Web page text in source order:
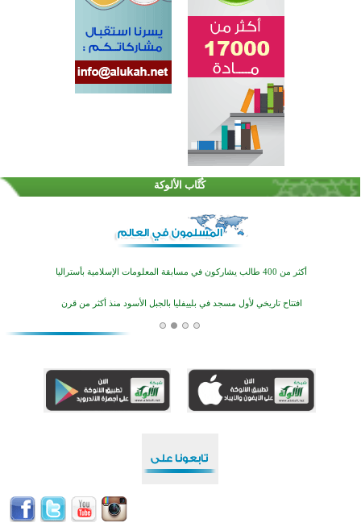
كُتَّاب الألوكة
القرآن والتربية في صدارة البرامج الصيفية للمسلمين في بينزا وساراتوف وموردوفيا هذا العام
اختتام الدورة التاسعة لمسابقة حفظ وتلاوة القرآن الكريم في أزناكاييف
أكثر من 100 شخص يتعرفون على الإسلام خلال يوم المسجد المفتوح في ميلفيل
اختتام منافسات قرآنية متميزة في بنغلاديش بمشاركة 3000 متسابق
منطقة ريبوفسي تحتفل بميلاد مسجد جديد في أجواء إيمانية مميزة
القرآن والتربية في صدارة البرامج الصيفية للمسلمين في بينزا وساراتوف وموردوفيا هذا العام